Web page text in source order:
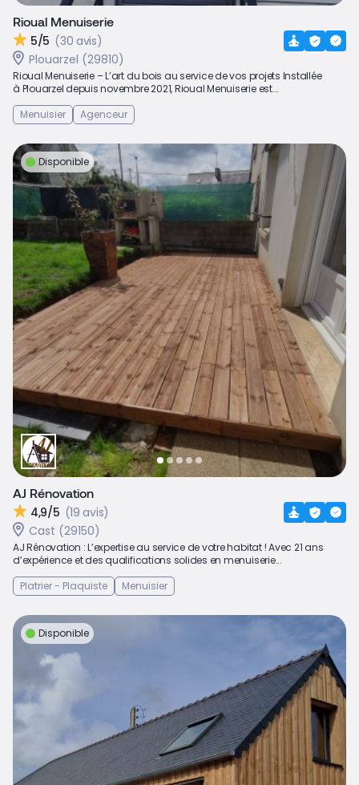
Rioual Menuiserie
5/5 (30 avis)
Plouarzel (29810)
Rioual Menuiserie – L’art du bois au service de vos projets Installée
à Plouarzel depuis novembre 2021, Rioual Menuiserie est...
Menuisier
Agenceur
Disponible
AJ Rénovation
4,9/5 (19 avis)
Cast (29150)
AJ Rénovation : L’expertise au service de votre habitat ! Avec 21 ans
d’expérience et des qualifications solides en menuiserie...
Platrier - Plaquiste
Menuisier
Disponible